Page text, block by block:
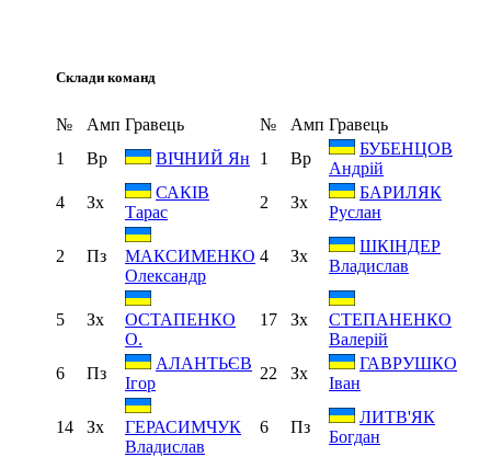
Склади команд
№ Амп Гравець № Амп Гравець
1
Вр ВІЧНИЙ Ян 1 Вр
БУБЕНЦОВ
Андрій
4
Зх
САКІВ
Тарас
2 Зх
БАРИЛЯК
Руслан
2 Пз
МАКСИМЕНКО
Олександр
4 Зх
ШКІНДЕР
Владислав
5 Зх
ОСТАПЕНКО
О.
17 Зх
СТЕПАНЕНКО
Валерій
6
Пз
АЛАНТЬЄВ
Ігор
22 Зх
ГАВРУШКО
Іван
14 Зх
ГЕРАСИМЧУК
Владислав
6 Пз
ЛИТВ'ЯК
Богдан